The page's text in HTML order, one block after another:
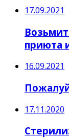
17.09.2021
приюта
16.09.2021
17.11.2020